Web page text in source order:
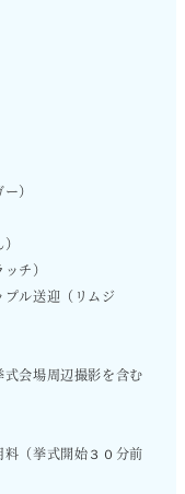
）
チ）
ル送迎（リムジ
会場周辺撮影を含む
（挙式開始３０分前